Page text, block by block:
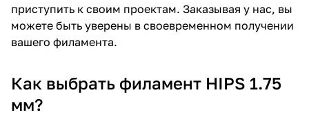
приступить к своим проектам. Заказывая у нас, вы
можете быть уверены в своевременном получении
вашего филамента.
Как выбрать филамент HIPS 1.75
мм?